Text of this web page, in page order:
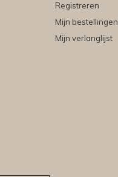
Registreren
Mijn bestellingen
Mijn verlanglijst